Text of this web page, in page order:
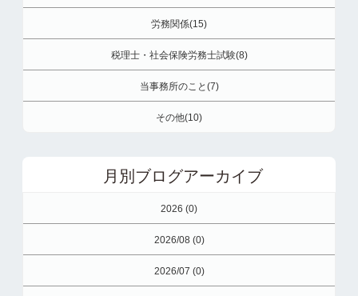
労務関係(15)
税理士・社会保険労務士試験(8)
当事務所のこと(7)
その他(10)
月別ブログアーカイブ
2026 (0)
2026/08 (0)
2026/07 (0)